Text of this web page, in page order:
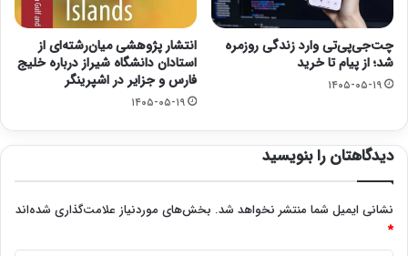
چت‌جی‌پی‌تی وارد زندگی روزمره
شد؛ از پیام تا خرید
۱۴۰۵-۰۵-۱۹
انتشار پژوهشی میان‌رشته‌ای از
استادان دانشگاه شیراز درباره خلیج
فارس و جزایر در اشپرینگر
۱۴۰۵-۰۵-۱۹
دیدگاهتان را بنویسید
نشانی ایمیل شما منتشر نخواهد شد. بخش‌های موردنیاز علامت‌گذاری شده‌اند
*